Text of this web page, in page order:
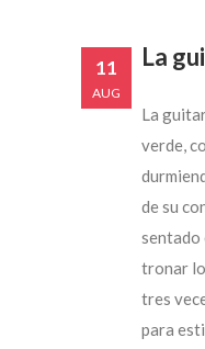
11
AUG
La
La
verde,
de su
sentado
tronar
tres
para